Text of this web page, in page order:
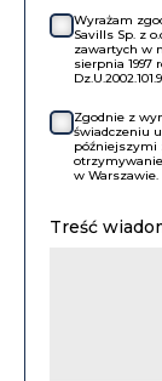
Wyrażam
Savills Sp. z
zawartych w
sierpnia 1997
Zgodnie z
świadczeniu
późniejszymi
w Warszawie.
Treść